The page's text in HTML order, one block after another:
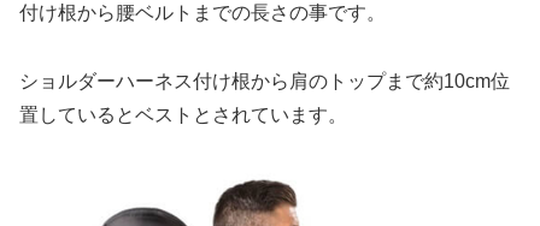
付け根から腰ベルトまでの長さの事です。
ショルダーハーネス付け根から肩のトップまで約10cm位
置しているとベストとされています。